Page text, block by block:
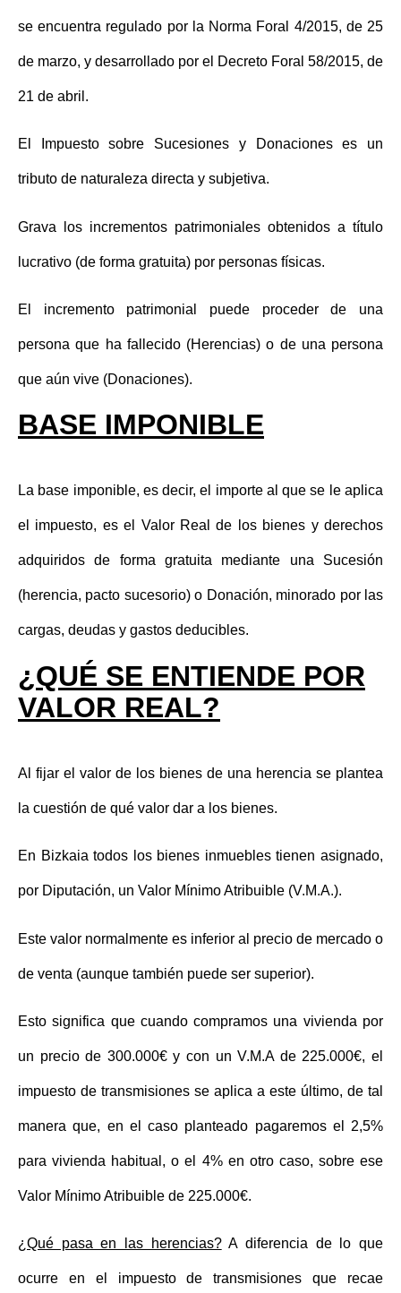
se encuentra regulado por la Norma Foral 4/2015, de 25
de marzo, y desarrollado por el Decreto Foral 58/2015, de
21 de abril.
El Impuesto sobre Sucesiones y Donaciones es un
tributo de naturaleza directa y subjetiva.
Grava los incrementos patrimoniales obtenidos a título
lucrativo (de forma gratuita) por personas físicas.
El incremento patrimonial puede proceder de una
persona que ha fallecido (Herencias) o de una persona
que aún vive (Donaciones).
BASE IMPONIBLE
La base imponible, es decir, el importe al que se le aplica
el impuesto, es el Valor Real de los bienes y derechos
adquiridos de forma gratuita mediante una Sucesión
(herencia, pacto sucesorio) o Donación, minorado por las
cargas, deudas y gastos deducibles.
¿QUÉ SE ENTIENDE POR
VALOR REAL?
Al fijar el valor de los bienes de una herencia se plantea
la cuestión de qué valor dar a los bienes.
En Bizkaia todos los bienes inmuebles tienen asignado,
por Diputación, un Valor Mínimo Atribuible (V.M.A.).
Este valor normalmente es inferior al precio de mercado o
de venta (aunque también puede ser superior).
Esto significa que cuando compramos una vivienda por
un precio de 300.000€ y con un V.M.A de 225.000€, el
impuesto de transmisiones se aplica a este último, de tal
manera que, en el caso planteado pagaremos el 2,5%
para vivienda habitual, o el 4% en otro caso, sobre ese
Valor Mínimo Atribuible de 225.000€.
¿Qué pasa en las herencias?A diferencia de lo que
ocurre en el impuesto de transmisiones que recae